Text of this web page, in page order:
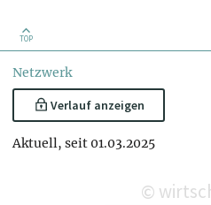
TOP
Netzwerk
Verlauf anzeigen
Aktuell, seit 01.03.2025
©